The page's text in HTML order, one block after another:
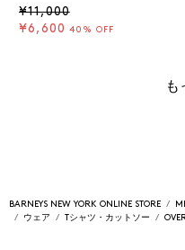
¥11,000
¥6,600 40% OFF
も
BARNEYS NEW YORK ONLINE STORE
ウェア
Tシャツ・カットソー